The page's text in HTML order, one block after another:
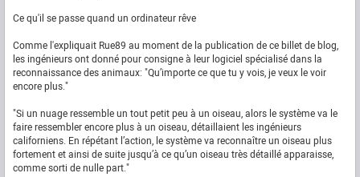
Ce qu'il se passe quand un ordinateur rêve
Comme l'expliquait Rue89 au moment de la publication de ce billet de blog,
les ingénieurs ont donné pour consigne à leur logiciel spécialisé dans la
reconnaissance des animaux: "Qu’importe ce que tu y vois, je veux le voir
encore plus."
"Si un nuage ressemble un tout petit peu à un oiseau, alors le système va le
faire ressembler encore plus à un oiseau, détaillaient les ingénieurs
californiens. En répétant l’action, le système va reconnaître un oiseau plus
fortement et ainsi de suite jusqu’à ce qu’un oiseau très détaillé apparaisse,
comme sorti de nulle part."